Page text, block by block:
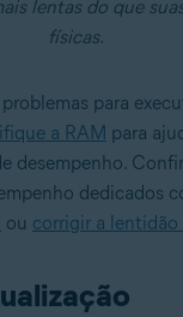
lentas do que
físicas.
para
a RAM para
desempenho.
dedicados
ou corrigir a lentidão